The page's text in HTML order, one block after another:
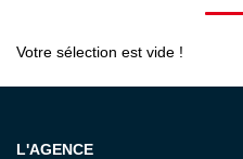
Votre sélection est vide !
L'AGENCE